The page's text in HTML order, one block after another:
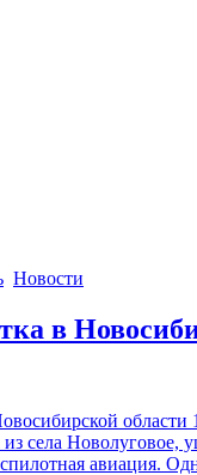
Новости
в
села Новолуговое,
авиация.